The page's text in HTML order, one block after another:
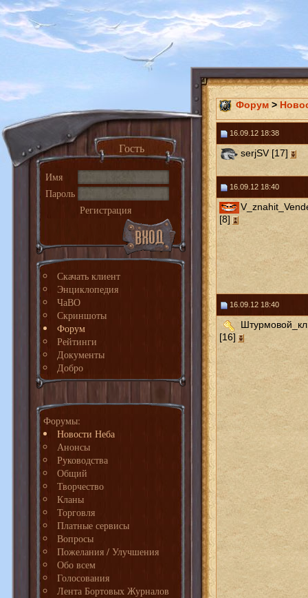
Гость
Имя
Пароль
Регистрация
Скачать клиент
Энциклопедия
ЧаВО
Скриншоты
Форум
Рейтинги
Документы
Добро
Форумы:
Новости Неба
Анонсы
Руководства
Общий
Творчество
Кланы
Торговля
Платные сервисы
Вопросы
Пожелания / Улучшения
Обо всем
Голосования
Лента Бортовых Журналов
Форум >
16.09.12 18:38
serjSV [17]
16.09.12 18:40
[8]
16.09.12 18:40
[16]